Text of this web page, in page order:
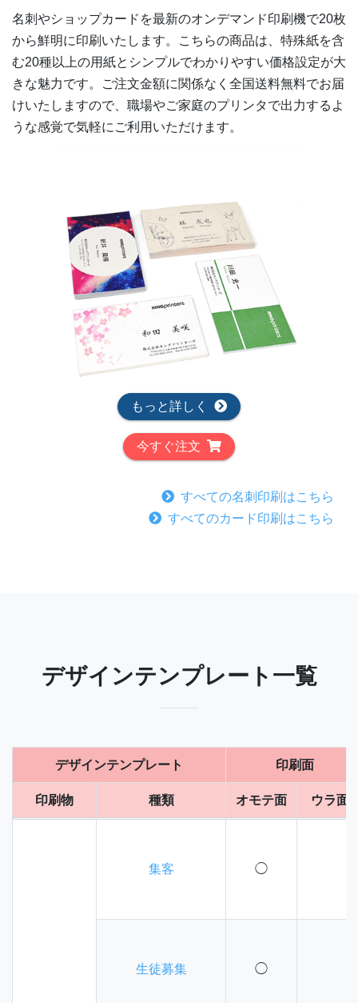
名刺やショップカードを最新のオンデマンド印刷機で20枚
から鮮明に印刷いたします。こちらの商品は、特殊紙を含
む20種以上の用紙とシンプルでわかりやすい価格設定が大
きな魅力です。ご注文金額に関係なく全国送料無料でお届
けいたしますので、職場やご家庭のプリンタで出力するよ
うな感覚で気軽にご利用いただけます。
もっと詳しく
今すぐ注文
すべての名刺印刷はこちら
すべてのカード印刷はこちら
デザインテンプレート一覧
デザインテンプレート 印刷面
印刷物 種類 オモテ面 ウラ面
集客 ◯
生徒募集 ◯